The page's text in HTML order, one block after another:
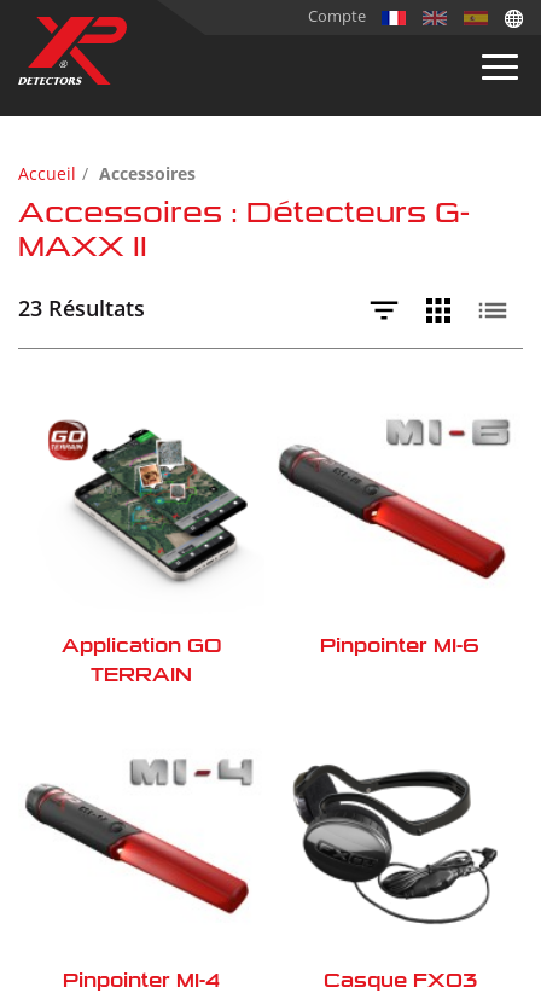
Compte
Accueil Accessoires
Accessoires : Détecteurs G-
MAXX II
23 Résultats
Application GO
TERRAIN
Pinpointer MI-6
Pinpointer MI-4 Casque FX03